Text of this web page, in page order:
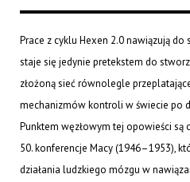
Prace z cyklu Hexen 2.0nawiązują do
staje się jedynie pretekstem do
złożoną sieć równolegle
mechanizmów kontroli w świecie po
Punktem węzłowym tej opowieści są
50. konferencje Macy (1946–1953),
działania ludzkiego mózgu w